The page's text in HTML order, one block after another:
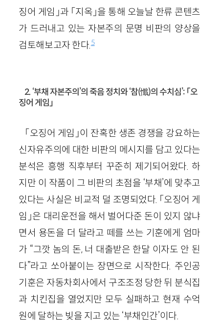
징어 게임」과 「지옥」을 통해 오늘날 한류 콘텐츠
가 드러내고 있는 자본주의 문명 비판의 양상을
검토해보고자 한다.5
2. ‘부채 자본주의’의 죽음 정치와 ‘참(懺)의 수치심’: 「오
징어 게임」
「오징어 게임」이 잔혹한 생존 경쟁을 강요하는
신자유주의에 대한 비판의 메시지를 담고 있다는
분석은 흥행 직후부터 꾸준히 제기되어왔다. 하
지만 이 작품이 그 비판의 초점을 ‘부채’에 맞추고
있다는 사실은 비교적 덜 조명되었다. 「오징어 게
임」은 대리운전을 해서 벌어다준 돈이 있지 않냐
면서 용돈을 더 달라고 떼를 쓰는 기훈에게 엄마
가 “그깟 놈의 돈, 너 대출받은 한달 이자도 안 된
다”라고 쏘아붙이는 장면으로 시작한다. 주인공
기훈은 자동차회사에서 구조조정 당한 뒤 분식집
과 치킨집을 열었지만 모두 실패하고 현재 수억
원에 달하는 빚을 지고 있는 ‘부채인간’이다.